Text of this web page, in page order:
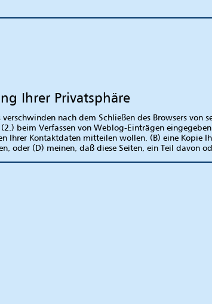
Ihrer Privatsphäre
verschwinden nach dem Schließen des Browsers
beim Verfassen von Weblog-Einträgen eingegeben
Ihrer Kontaktdaten mitteilen wollen, (B) eine Kopie
oder (D) meinen, daß diese Seiten, ein Teil davon